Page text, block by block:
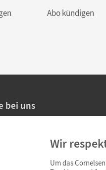
Abo kündigen
bei uns
Angebote für Lehrkräfte
Wir
Um das